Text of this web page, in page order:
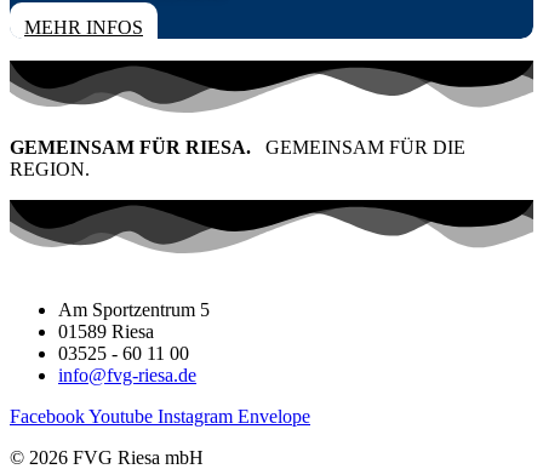
MEHR INFOS
GEMEINSAM FÜR RIESA. GEMEINSAM FÜR DIE
REGION.
Am Sportzentrum 5
01589 Riesa
03525 - 60 11 00
info@fvg-riesa.de
FacebookYoutube Instagram Envelope
© 2026 FVG Riesa mbH